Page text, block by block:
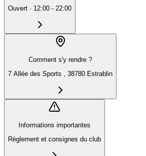
Ouvert · 12:00 - 22:00
Comment s'y rendre ?
7 Allée des Sports , 38780 Estrablin
Informations importantes
Règlement et consignes du club